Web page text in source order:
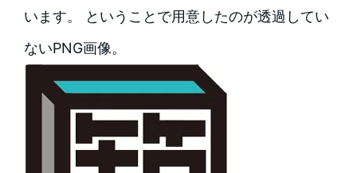
います。 ということで用意したのが透過してい
ないPNG画像。